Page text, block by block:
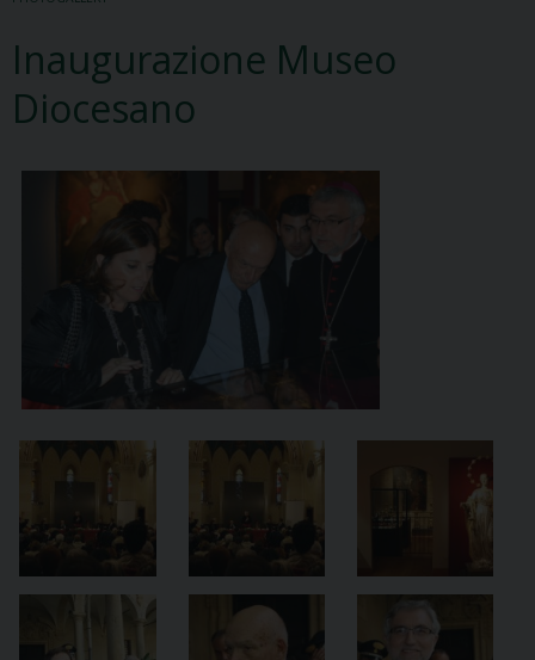
Inaugurazione Museo
Diocesano